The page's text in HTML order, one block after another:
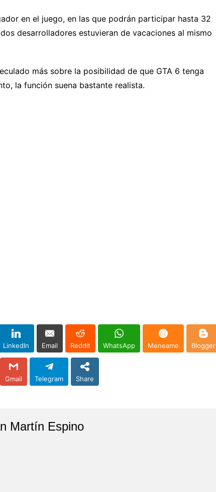
en el juego, en las que podrán participar hasta 32
desarrolladores estuvieran de vacaciones al mismo
más sobre la posibilidad de que GTA 6 tenga
la función suena bastante realista.
LinkedIn Email Reddit WhatsApp Meneame Blogger
Gmail Telegram Share
Martín Espino